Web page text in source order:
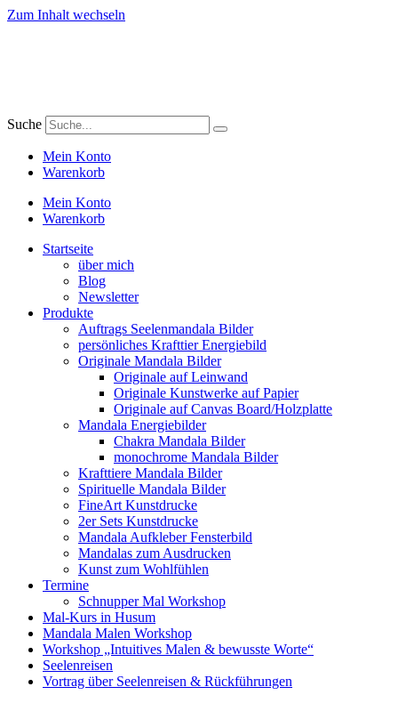
Zum Inhalt wechseln
Suche
Mein Konto
Warenkorb
Mein Konto
Warenkorb
Startseite
über mich
Blog
Newsletter
Produkte
Auftrags Seelenmandala Bilder
persönliches Krafttier Energiebild
Originale Mandala Bilder
Originale auf Leinwand
Originale Kunstwerke auf Papier
Originale auf Canvas Board/Holzplatte
Mandala Energiebilder
Chakra Mandala Bilder
monochrome Mandala Bilder
Krafttiere Mandala Bilder
Spirituelle Mandala Bilder
FineArt Kunstdrucke
2er Sets Kunstdrucke
Mandala Aufkleber Fensterbild
Mandalas zum Ausdrucken
Kunst zum Wohlfühlen
Termine
Schnupper Mal Workshop
Mal-Kurs in Husum
Mandala Malen Workshop
Workshop „Intuitives Malen & bewusste Worte“
Seelenreisen
Vortrag über Seelenreisen & Rückführungen